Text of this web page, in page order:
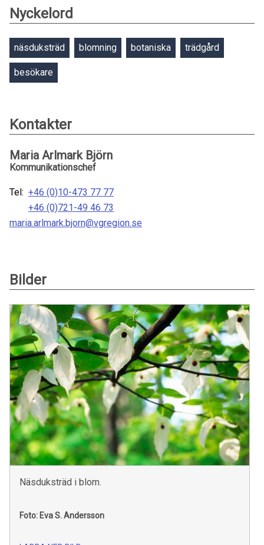
Nyckelord
näsduksträd blomning botaniska trädgård
besökare
Kontakter
Maria Arlmark Björn
Kommunikationschef
Tel: +46 (0)10-473 77 77
+46 (0)721-49 46 73
maria.arlmark.bjorn@vgregion.se
Bilder
Näsduksträd i blom.
Foto: Eva S. Andersson